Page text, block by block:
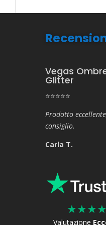
Vegas
Glitter
⭐⭐⭐⭐⭐
Prodotto
consiglio.
Carla T.
★★★★
Valutazione